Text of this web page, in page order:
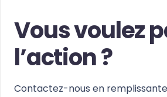
Vous voulez
l’action ?
Contactez-nous en